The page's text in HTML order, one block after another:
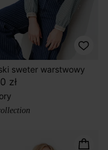
sweter warstwowy
zł